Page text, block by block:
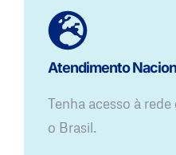
Atendimento
Tenha acesso à
o Brasil.